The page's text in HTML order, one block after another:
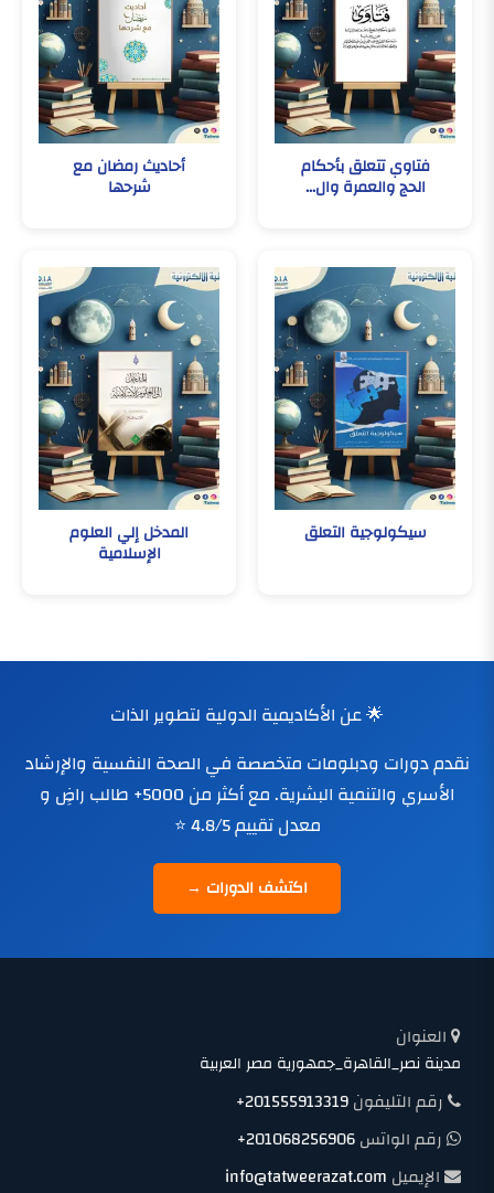
فتاوي تتعلق بأحكام
الحج والعمرة وال...
أحاديث رمضان مع
شرحها
سيكولوجية التعلق المدخل إلي العلوم
الإسلامية
🌟 عن الأكاديمية الدولية لتطوير الذات
نقدم دورات ودبلومات متخصصة في الصحة النفسية والإرشاد
الأسري والتنمية البشرية. مع أكثر من 5000+ طالب راضٍ و
معدل تقييم 4.8/5 ⭐
اكتشف الدورات →
العنوان
مدينة نصر_القاهرة_جمهورية مصر العربية
رقم التليفون+201555913319
رقم الواتس+201068256906
الإيميل info@tatweerazat.com